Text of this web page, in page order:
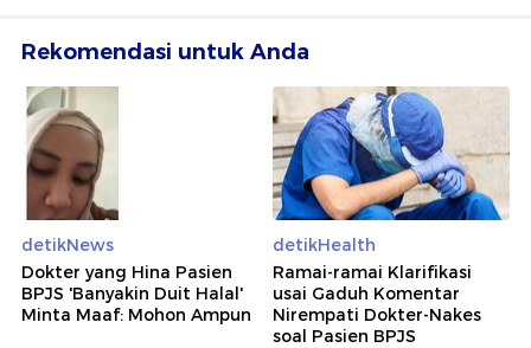
Rekomendasi untuk Anda
detikNews
Dokter yang Hina Pasien
BPJS 'Banyakin Duit Halal'
Minta Maaf: Mohon Ampun
detikHealth
Ramai-ramai Klarifikasi
usai Gaduh Komentar
Nirempati Dokter-Nakes
soal Pasien BPJS